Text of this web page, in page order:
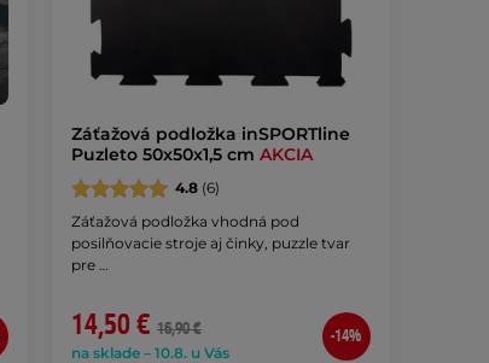
Záťažová podložka inSPORTline
Puzleto 50x50x1,5 cm AKCIA
4.8(6)
Záťažová podložka vhodná pod
posilňovacie stroje aj činky, puzzle tvar
pre …
14,50 € 16,90 €
na sklade – 10.8. u Vás
-14%